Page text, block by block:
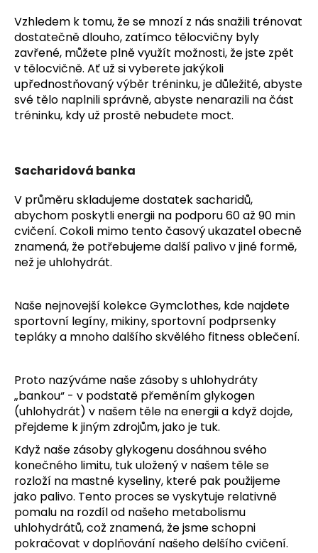
Vzhledem k tomu, že se mnozí z nás snažili trénovat
dostatečně dlouho, zatímco tělocvičny byly
zavřené, můžete plně využít možnosti, že jste zpět
v tělocvičně. Ať už si vyberete jakýkoli
upřednostňovaný výběr tréninku, je důležité, abyste
své tělo naplnili správně, abyste nenarazili na část
tréninku, kdy už prostě nebudete moct.
Sacharidová banka
V průměru skladujeme dostatek sacharidů,
abychom poskytli energii na podporu 60 až 90 min
cvičení. Cokoli mimo tento časový ukazatel obecně
znamená, že potřebujeme další palivo v jiné formě,
než je uhlohydrát.
Naše nejnovejší kolekce Gymclothes, kde najdete
sportovní legíny, mikiny, sportovní podprsenky
tepláky a mnoho dalšího skvělého fitness oblečení.
Proto nazýváme naše zásoby s uhlohydráty
„bankou“ - v podstatě přeměním glykogen
(uhlohydrát) v našem těle na energii a když dojde,
přejdeme k jiným zdrojům, jako je tuk.
Když naše zásoby glykogenu dosáhnou svého
konečného limitu, tuk uložený v našem těle se
rozloží na mastné kyseliny, které pak použijeme
jako palivo. Tento proces se vyskytuje relativně
pomalu na rozdíl od našeho metabolismu
uhlohydrátů, což znamená, že jsme schopni
pokračovat v doplňování našeho delšího cvičení.
a
j
í
t
?
D
o
p
u
č
u
m
e